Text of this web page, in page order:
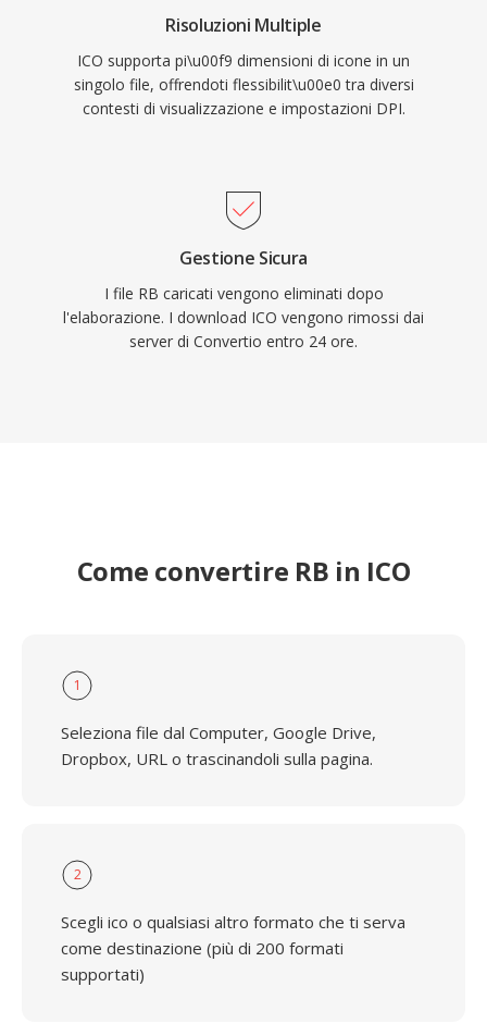
Risoluzioni Multiple
ICO supporta pi\u00f9 dimensioni di icone in un
singolo file, offrendoti flessibilit\u00e0 tra diversi
contesti di visualizzazione e impostazioni DPI.
Gestione Sicura
I file RB caricati vengono eliminati dopo
l'elaborazione. I download ICO vengono rimossi dai
server di Convertio entro 24 ore.
Come convertire RB in ICO
1
Seleziona file dal Computer, Google Drive,
Dropbox, URL o trascinandoli sulla pagina.
2
Scegli ico o qualsiasi altro formato che ti serva
come destinazione (più di 200 formati
supportati)